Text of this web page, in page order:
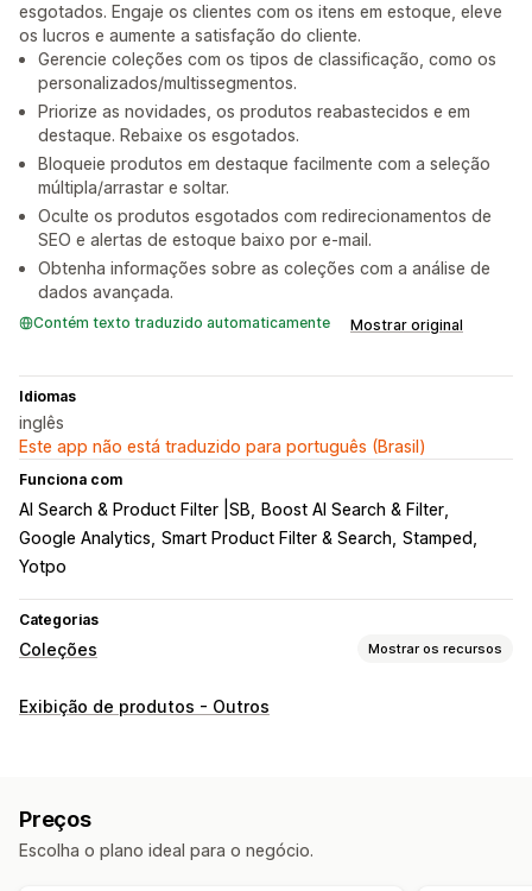
esgotados. Engaje os clientes com os itens em estoque, eleve
os lucros e aumente a satisfação do cliente.
Gerencie coleções com os tipos de classificação, como os
personalizados/multissegmentos.
Priorize as novidades, os produtos reabastecidos e em
destaque. Rebaixe os esgotados.
Bloqueie produtos em destaque facilmente com a seleção
múltipla/arrastar e soltar.
Oculte os produtos esgotados com redirecionamentos de
SEO e alertas de estoque baixo por e-mail.
Obtenha informações sobre as coleções com a análise de
dados avançada.
Contém texto traduzido automaticamente Mostrar original
Idiomas
inglês
Este app não está traduzido para português (Brasil)
Funciona com
AI Search & Product Filter |SB
Boost AI Search & Filter
Google Analytics Smart Product Filter & Search Stamped
Yotpo
Categorias
Coleções Mostrar os recursos
Ações de classificação
Gerenciamento de coleção
Exibição de produtos - Outros
Preços
Escolha o plano ideal para o negócio.